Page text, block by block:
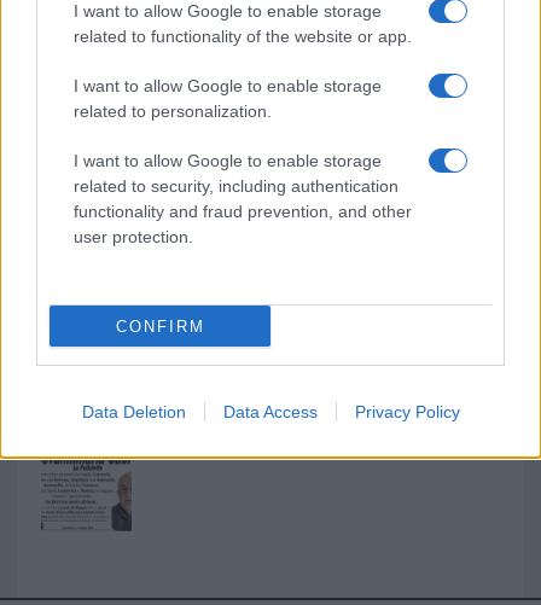
I want to allow Google to enable storage
related to functionality of the website or app.
I want to allow Google to enable storage
related to personalization.
I want to allow Google to enable storage
related to security, including authentication
functionality and fraud prevention, and other
user protection.
CONFIRM
Data Deletion Data Access Privacy Policy
Martina Agostina Diturco
I nostri cari
I nostri cari
Giovannimaria Cabras